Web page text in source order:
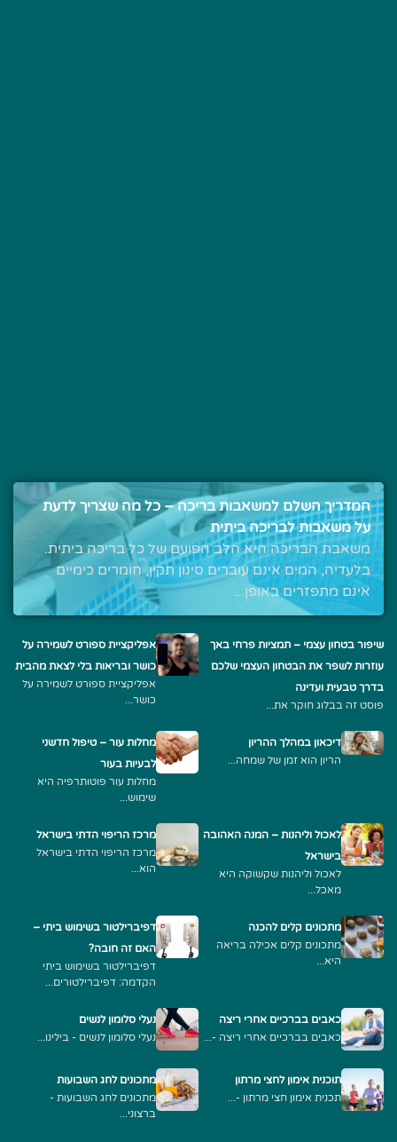
המדריך השלם למשאבות בריכה – כל מה שצריך לדעת
על משאבות לבריכה ביתית
משאבת הבריכה היא הלב הפועם של כל בריכה ביתית.
בלעדיה, המים אינם עוברים סינון תקין, חומרים כימיים
אינם מתפזרים באופן...
שיפור בטחון עצמי – תמציות פרחי באך
עוזרות לשפר את הבטחון העצמי שלכם
בדרך טבעית ועדינה
פוסט זה בבלוג חוקר את...
אפליקציית ספורט לשמירה על
כושר ובריאות בלי לצאת מהבית
אפליקציית ספורט לשמירה על
כושר...
דיכאון במהלך ההריון
הריון הוא זמן של שמחה...
מחלות עור – טיפול חדשני
לבעיות בעור
מחלות עור פוטותרפיה היא
שימוש...
לאכול וליהנות – המנה האהובה
בישראל
לאכול וליהנות שקשוקה היא
מאכל...
מרכז הריפוי הדתי בישראל
מרכז הריפוי הדתי בישראל
הוא...
מתכונים קלים להכנה
מתכונים קלים אכילה בריאה
היא...
דפיברילטור בשימוש ביתי –
האם זה חובה?
דפיברילטור בשימוש ביתי
הקדמה: דפיברילטורים...
כאבים בברכיים אחרי ריצה
כאבים בברכיים אחרי ריצה -...
נעלי סלומון לנשים
נעלי סלומון לנשים - בילינו...
תוכנית אימון לחצי מרתון
תכנית אימון חצי מרתון -...
מתכונים לחג השבועות
מתכונים לחג השבועות -
ברצוני...